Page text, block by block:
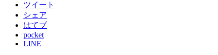
ツイート
シェア
はてブ
pocket
LINE